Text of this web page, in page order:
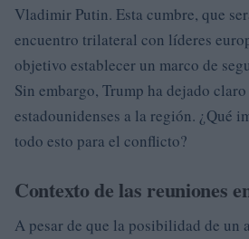
Vladimir Putin. Esta cumbre, que
encuentro trilateral con líderes
objetivo establecer un marco de
Sin embargo, Trump ha dejado
estadounidenses a la región. ¿Qué
todo esto para el conflicto?
Contexto de las reuniones
A pesar de que la posibilidad de un